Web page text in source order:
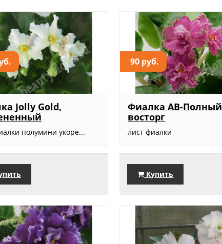
Jolly Gold,
полумини укоре...
90 руб.
Фиалка АВ-Полный
восторг
лист фиалки
Купить